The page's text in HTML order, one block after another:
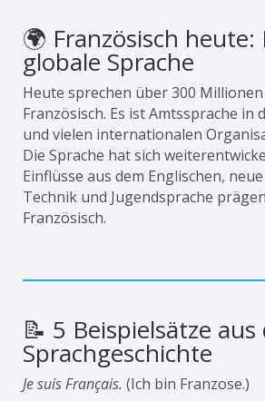
🌍 Französisch heute:
globale Sprache
Heute sprechen über 300
Französisch. Es ist Amtssprache in
und vielen internationalen
Die Sprache hat sich
Einflüsse aus dem Englischen,
Technik und Jugendsprache
Französisch.
📝 5 Beispielsätze aus
Sprachgeschichte
Je suis Français. (Ich bin Franzose.)